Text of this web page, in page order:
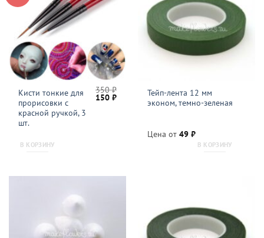
Кисти тонкие для
прорисовки с
красной ручкой, 3
шт.
350₽
Первоначальная
150 ₽Текущая
В КОРЗИНУ
Тейп-лента 12 мм
эконом, темно-зеленая
Цена от49₽
В КОРЗИНУ